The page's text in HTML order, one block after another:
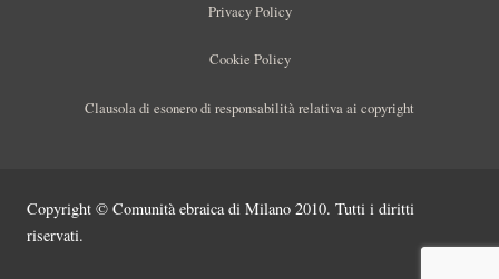
Privacy Policy
Cookie Policy
Clausola di esonero di responsabilità relativa ai copyright
Copyright © Comunità ebraica di Milano 2010. Tutti i diritti
riservati.